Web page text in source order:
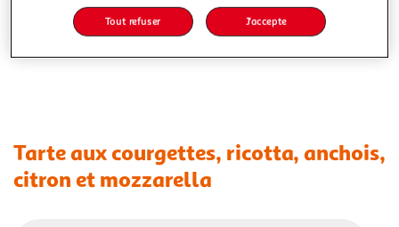
Tarte aux courgettes, ricotta, anchois,
citron et mozzarella
Tout refuser J'accepte